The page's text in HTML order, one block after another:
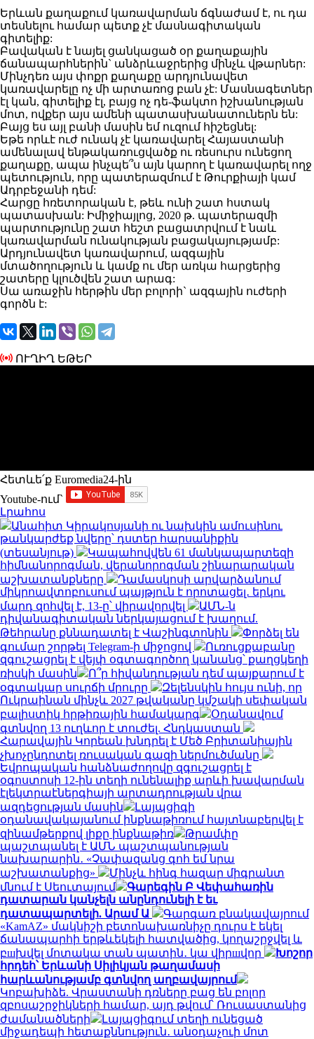
Երևան քաղաքում կառավարման ճգնաժամ է, ու դա
տեսնելու համար պետք չէ մասնագիտական
գիտելիք:
Բավական է նայել ցանկացած օր քաղաքային
ճանապարհներին` անձրևաջրերից մինչև վթարներ:
Մինչդեռ այս փոքր քաղաքը արդյունավետ
կառավարելը ոչ մի արտառոց բան չէ: Մասնագետներ
էլ կան, գիտելիք էլ, բայց ոչ դե-ֆակտո իշխանության
մոտ, ովքեր այս ամենի պատասխանատուներն են:
Բայց ես այլ բանի մասին եմ ուզում հիշեցնել:
Եթե որևէ ուժ ունակ չէ կառավարել Հայաստանի
ամենալավ ենթակառուցվածք ու ռեսուրս ունեցող
քաղաքը, ապա ինչպե՞ս այն կարող է կառավարել ողջ
պետություն, որը պատերազմում է Թուրքիայի կամ
Ադրբեջանի դեմ:
Հարցը հռետորական է, թեև ունի շատ հստակ
պատասխան: Իմիջիայլոց, 2020 թ. պատերազմի
պարտությունը շատ հեշտ բացատրվում է նաև
կառավարման ունակության բացակայությամբ:
Արդյունավետ կառավարում, ազգային
մտածողություն և կամք ու մեր առկա հարցերից
շատերը կլուծվեն շատ արագ:
Սա առաջին հերթին մեր բոլորի` ազգային ուժերի
գործն է:
ՈՒՂԻՂ ԵԹԵՐ
Հետևե՛ք Euromedia24-ին
Youtube-ում`
Լրահոս
Անահիտ Կիրակոսյանի ու նախկին ամուսինու
թանկարժեք նվերը՝ դստեր հարսանիքին
(տեսանյութ)
Կապահովվեն 61 մանկապարտեզի
հիմնանորոգման, վերանորոգման շինարարական
աշխատանքները
Դամասկոսի արվարձանում
միկրոավտոբուսում պայթյուն է որոտացել․ երկու
մարդ զոհվել է, 13-ը՝ վիրավորվել
ԱՄՆ-ն
դիվանագիտական ներկայացում է խաղում.
Թեհրանը քննադատել է Վաշինգտոնին
Փորձել են
գումար շորթել Telegram-ի միջոցով
Ուռուցքաբանը
զգուշացրել է վեյփ օգտագործող կանանց՝ քաղցկեղի
ռիսկի մասին
Ո՞ր հիվանդության դեմ պայքարում է
օգտակար սուրճի մրուրը
Զելենսկին հույս ունի, որ
Ուկրաինան մինչև 2027 թվականը կմշակի սեփական
բալիստիկ հրթիռային համակարգ
Օդանավում
գտնվող 13 ուղևոր է տուժել. Հնդկաստան
Հարավային Կորեան խնդրել է Մեծ Բրիտանիային
չխոչընդոտել ռուսական գազի ներմուծմանը
Եվրոպական հանձնաժողովը զգուշացրել է
օգոստոսի 12-ին տեղի ունենալիք արևի խավարման
էլեկտրաէներգիայի արտադրության վրա
ազդեցության մասին
Լայպցիգի
օդանավակայանում ինքնաթիռում հայտնաբերվել է
զինամթերքով լիքը ինքնաթիռ
Թրամփը
պաշտպանել է ԱՄՆ պաշտպանության
նախարարին․ «Չափազանց գոհ եմ նրա
աշխատանքից»
Մինչև հինգ հազար միգրանտ
մնում է Սեուտայում
Գարեգին Բ Վեփահառին
դատարան կանչելն անընդունելի է եւ
դատապարտելի. Արամ Ա
Գարգառ բնակավայրում
«KamAZ» մակնիշի բետոնախառնիչը դուրս է եկել
ճանապարհի երթևեկելի հատվածից, կողաշրջվել և
բшխվել մոտակա տան պատին․ կա վիրшվոր
Խոշոր
հրդեհ՝ Երևանի Սիլիկյան թաղամասի
հարևանությամբ գտնվող աղբավայրում
Կոբախիձե. Վրաստանի դռները բաց են բոլոր
զբոսաշրջիկների համար, այդ թվում՝ Ռուսաստանից
ժամանածների
Լայպցիգում տեղի ունեցած
միջադեպի հետաքննություն․ անօդաչուի մոտ